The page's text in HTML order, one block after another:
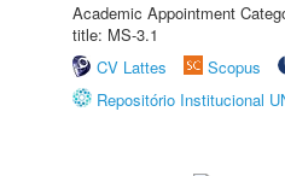
Academic Appointment
title: MS-3.1
CV Lattes
Scopus
Repositório Institucional